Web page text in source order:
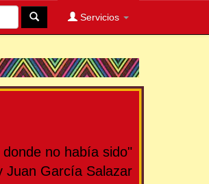
Servicios
no había sido"
Juan García Salazar